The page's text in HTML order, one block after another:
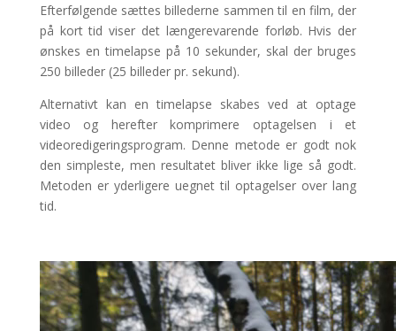
Efterfølgende sættes billederne sammen til en film, der
på kort tid viser det længerevarende forløb. Hvis der
ønskes en timelapse på 10 sekunder, skal der bruges
250 billeder (25 billeder pr. sekund).
Alternativt kan en timelapse skabes ved at optage
video og herefter komprimere optagelsen i et
videoredigeringsprogram. Denne metode er godt nok
den simpleste, men resultatet bliver ikke lige så godt.
Metoden er yderligere uegnet til optagelser over lang
tid.